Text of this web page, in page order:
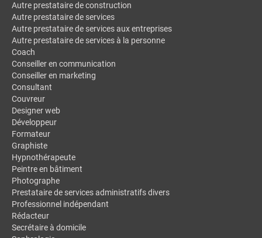
Autre prestataire de construction
Autre prestataire de services
Autre prestataire de services aux entreprises
Autre prestataire de services à la personne
Coach
Conseiller en communication
Conseiller en marketing
Consultant
Couvreur
Designer web
Développeur
Formateur
Graphiste
Hypnothérapeute
Peintre en bâtiment
Photographe
Prestataire de services administratifs divers
Professionnel indépendant
Rédacteur
Secrétaire à domicile